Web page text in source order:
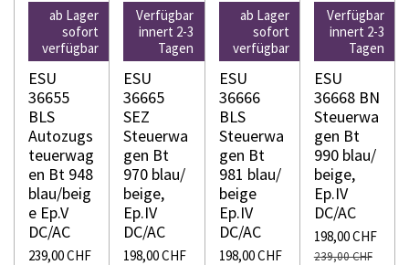
ab Lager
sofort
verfügbar
ESU
36655
BLS
Autozugs
teuerwag
en Bt 948
blau/beig
e Ep.V
DC/AC
239,00 CHF
Verfügbar
innert 2-3
Tagen
ESU
36665
SEZ
Steuerwa
gen Bt
970 blau/
beige,
Ep.IV
DC/AC
198,00 CHF
ab Lager
sofort
verfügbar
ESU
36666
BLS
Steuerwa
gen Bt
981 blau/
beige
Ep.IV
DC/AC
198,00 CHF
Verfügbar
innert 2-3
Tagen
ESU
36668 BN
Steuerwa
gen Bt
990 blau/
beige,
Ep.IV
DC/AC
198,00 CHF
239,00 CHF